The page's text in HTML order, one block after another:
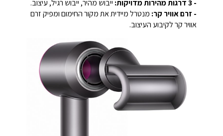
- 3 דרגות מהירות מדויקות:
ייבוש מהיר, ייבוש רגיל, עיצוב.
- זרם אוויר קר: מנטרל מיידית את מקור החימום ומפיק זרם
אוויר קר לקיבוע העיצוב.